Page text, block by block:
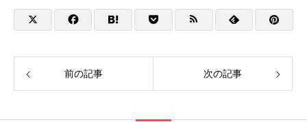
前の記事 次の記事